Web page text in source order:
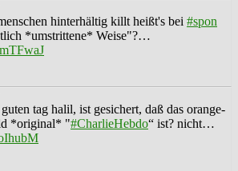
hinterhältig killt heißt's bei #spon
*umstrittene* Weise"?…
guten tag halil, ist gesichert, daß das orange-
*original* "#CharlieHebdo“ ist? nicht…